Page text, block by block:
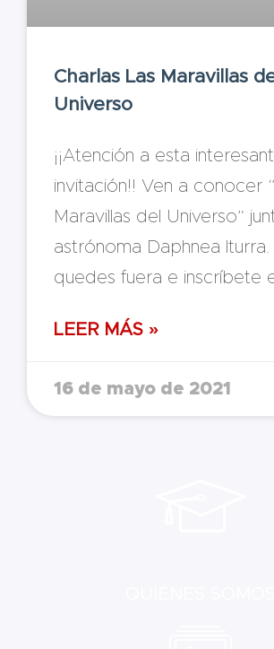
Charlas Las Maravillas
Universo
¡¡Atención a esta
invitación!! Ven a conocer
Maravillas del Universo”
astrónoma Daphnea Iturra.
quedes fuera e inscríbete
LEER MÁS »
16 de mayo de 2021